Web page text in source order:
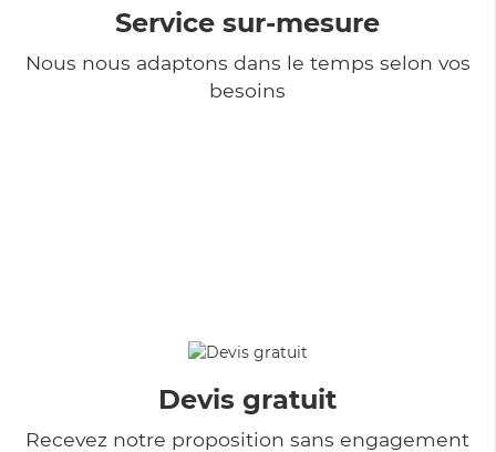
Service sur-mesure
Nous nous adaptons dans le temps selon vos
besoins
Devis gratuit
Recevez notre proposition sans engagement